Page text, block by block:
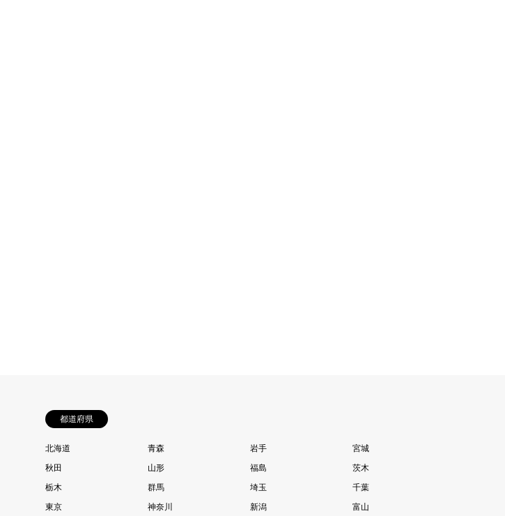
都道府県
北海道 青森 岩手
宮城
秋田
山形 福島
茨木
栃木
群馬 埼玉
千葉
東京
神奈川 新潟 富山